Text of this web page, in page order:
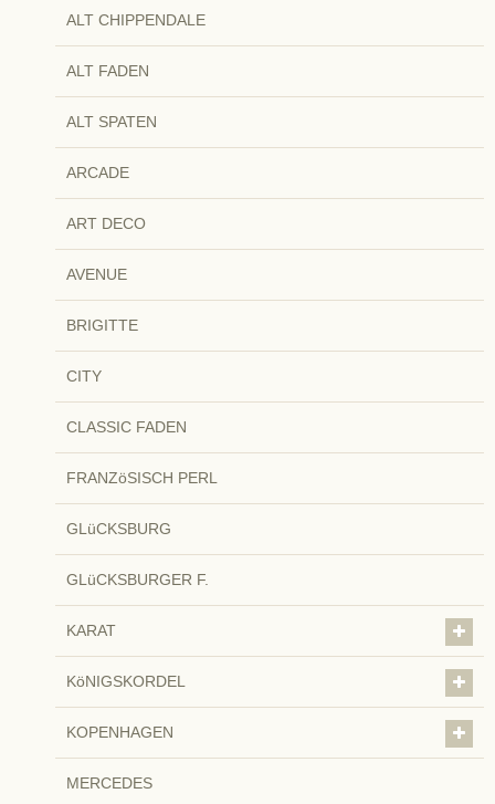
ALT CHIPPENDALE
ALT FADEN
ALT SPATEN
ARCADE
ART DECO
AVENUE
BRIGITTE
CITY
CLASSIC FADEN
FRANZöSISCH PERL
GLüCKSBURG
GLüCKSBURGER F.
KARAT
KöNIGSKORDEL
KOPENHAGEN
MERCEDES